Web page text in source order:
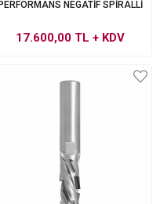
PERFORMANS NEGATİF SPİRALLİ
17.600,00 TL + KDV